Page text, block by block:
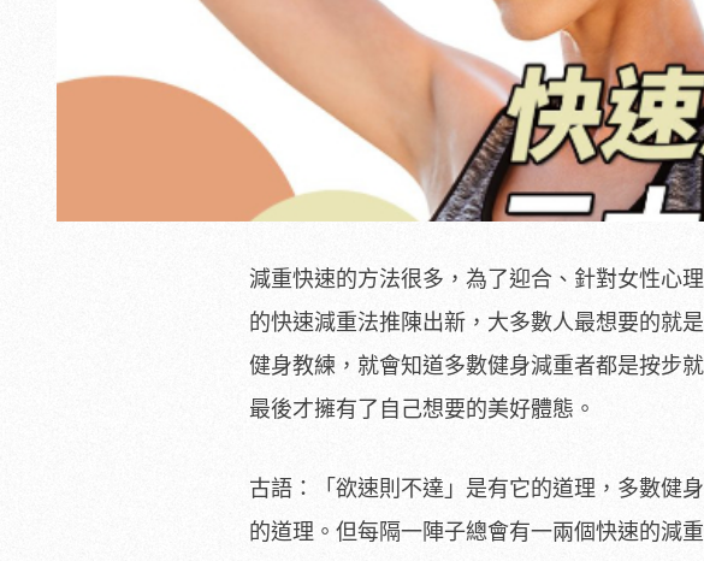
減重快速的方法很多，為了迎合、針對女性心
的快速減重法推陳出新，大多數人最想要的就
健身教練，就會知道多數健身減重者都是按步
最後才擁有了自己想要的美好體態。
古語：「欲速則不達」是有它的道理，多數健
的道理。但每隔一陣子總會有一兩個快速的減